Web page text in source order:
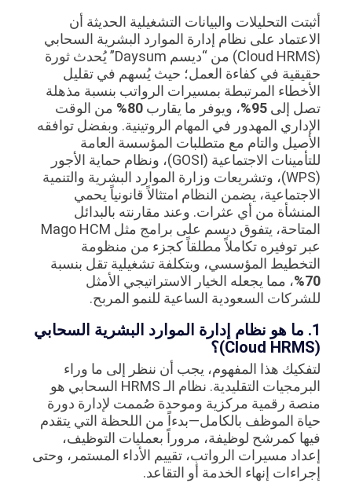
أثبتت التحليلات والبيانات التشغيلية الحديثة أن
الاعتماد على نظام إدارة الموارد البشرية السحابي
(Cloud HRMS) من “ديسم Daysum” يُحدث ثورة
حقيقية في كفاءة العمل؛ حيث يُسهم في تقليل
الأخطاء المرتبطة بمسيرات الرواتب بنسبة مذهلة
تصل إلى 95% ، ويوفر ما يقارب 80%
من الوقت
الإداري المهدور في المهام الروتينية. وبفضل توافقه
الأصيل والتام مع متطلبات المؤسسة العامة
للتأمينات الاجتماعية (GOSI)، ونظام حماية الأجور
(WPS)، وتشريعات وزارة الموارد البشرية والتنمية
الاجتماعية، يضمن النظام امتثالاً قانونياً يحمي
المنشأة من أي عثرات. وعند مقارنته بالبدائل
المتاحة، يتفوق ديسم على برامج مثل Mago HCM
عبر توفيره تكاملاً مطلقاً كجزء من منظومة
التخطيط المؤسسي، وبتكلفة تشغيلية تقل بنسبة
70%
، مما يجعله الخيار الاستراتيجي الأمثل
للشركات السعودية الساعية للنمو المربح.
1. ما هو نظام إدارة الموارد البشرية السحابي
(Cloud HRMS)؟
لتفكيك هذا المفهوم، يجب أن ننظر إلى ما وراء
البرمجيات التقليدية. نظام الـ HRMS السحابي هو
منصة رقمية مركزية وموحدة صُممت لإدارة دورة
حياة الموظف بالكامل—بدءاً من اللحظة التي يتقدم
فيها كمرشح لوظيفة، مروراً بعمليات التوظيف،
إعداد مسيرات الرواتب، تقييم الأداء المستمر، وحتى
إجراءات إنهاء الخدمة أو التقاعد.